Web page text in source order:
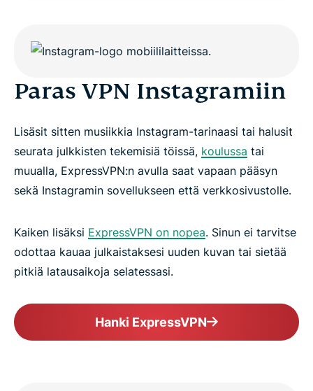
Paras VPN Instagramiin
Lisäsit sitten musiikkia Instagram-tarinaasi tai halusit
seurata julkkisten tekemisiä töissä, koulussa tai
muualla, ExpressVPN:n avulla saat vapaan pääsyn
sekä Instagramin sovellukseen että verkkosivustolle.
Kaiken lisäksi ExpressVPN on nopea. Sinun ei tarvitse
odottaa kauaa julkaistaksesi uuden kuvan tai sietää
pitkiä latausaikoja selatessasi.
Hanki ExpressVPN